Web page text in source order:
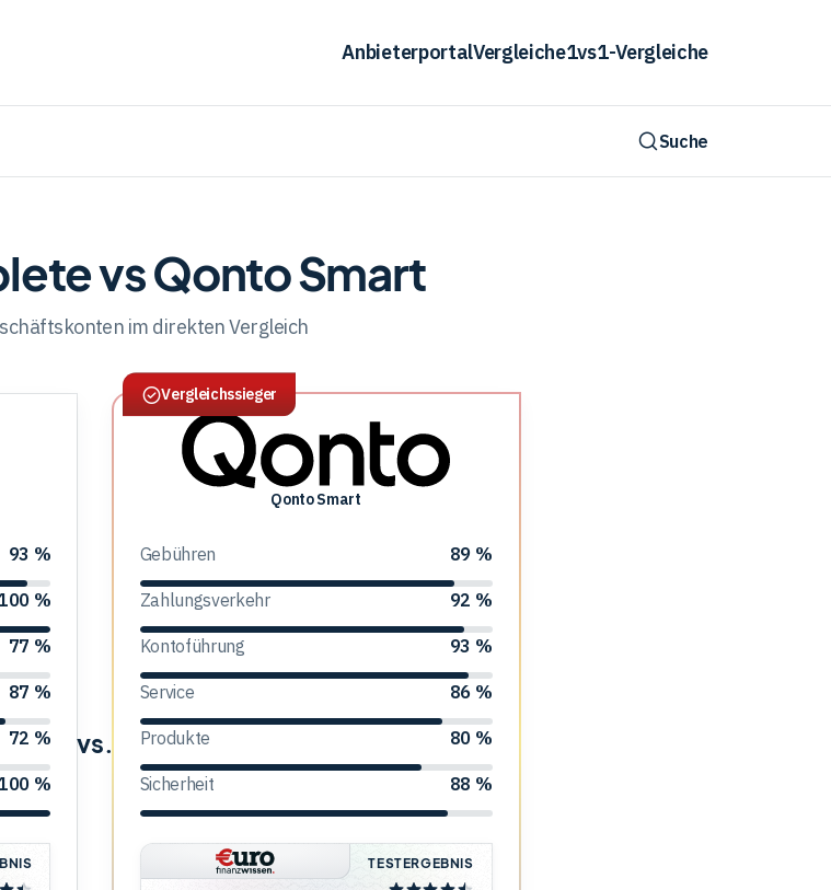
AnbieterportalVergleiche1vs1-Vergleiche
Suche
vs Qonto Smart
im direkten Vergleich
93 %
%
77 %
87 %
72 %
%
vs.
Vergleichssieger
Qonto Smart
Gebühren 89 %
Zahlungsverkehr 92 %
Kontoführung 93 %
Service 86 %
Produkte 80 %
Sicherheit 88 %
TESTERGEBNIS